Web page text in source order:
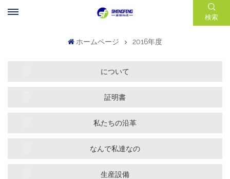
検索
ホームページ 2016年度
について
証明書
私たちの沿革
なんで私達なの
生産設備